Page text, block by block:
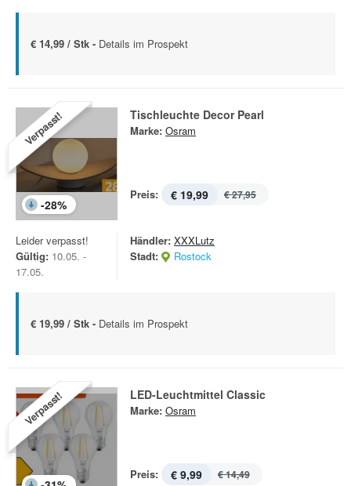
€ 14,99 / Stk - Details im Prospekt
Verpasst!
-28%
Tischleuchte Decor Pearl
Marke: Osram
Preis: € 19,99 € 27,95
Leider verpasst!
Gültig: 10.05. -
17.05.
Händler: XXXLutz
Stadt:
Rostock
€ 19,99 / Stk - Details im Prospekt
Verpasst! LED-Leuchtmittel Classic
Marke: Osram
Preis: € 9,99 € 14,49